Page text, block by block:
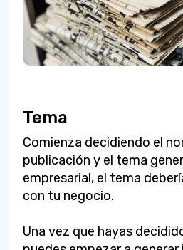
Tema
Comienza decidiendo el
publicación y el tema
empresarial, el tema
con tu negocio.
Una vez que hayas